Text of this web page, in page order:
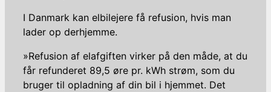
I Danmark kan elbilejere få refusion, hvis man
lader op derhjemme.
»Refusion af elafgiften virker på den måde, at du
får refunderet 89,5 øre pr. kWh strøm, som du
bruger til opladning af din bil i hjemmet. Det